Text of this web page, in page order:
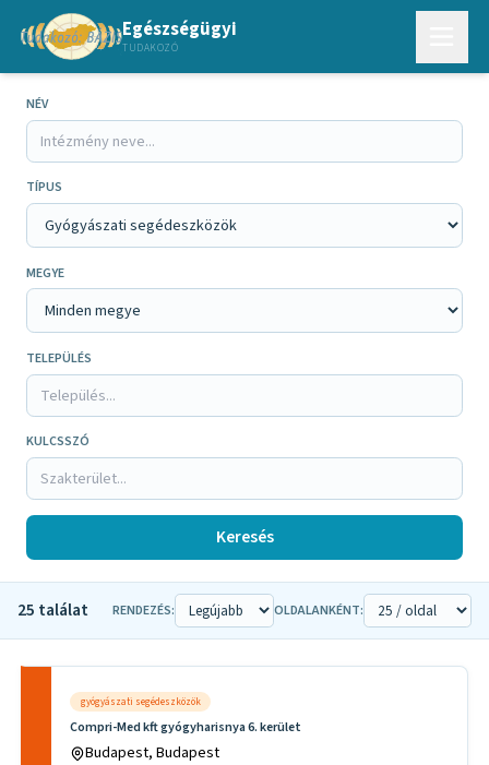
Egészségügyi
TUDAKOZÓ
NÉV
TÍPUS
MEGYE
TELEPÜLÉS
KULCSSZÓ
Keresés
25 találat RENDEZÉS: OLDALANKÉNT:
gyógyászati segédeszközök
Compri-Med kft gyógyharisnya 6. kerület
Budapest, Budapest